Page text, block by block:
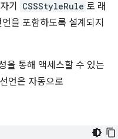
기 CSSStyleRule 로 래
언을 포함하도록 설계되지
을 통해 액세스할 수 있는
언은 자동으로